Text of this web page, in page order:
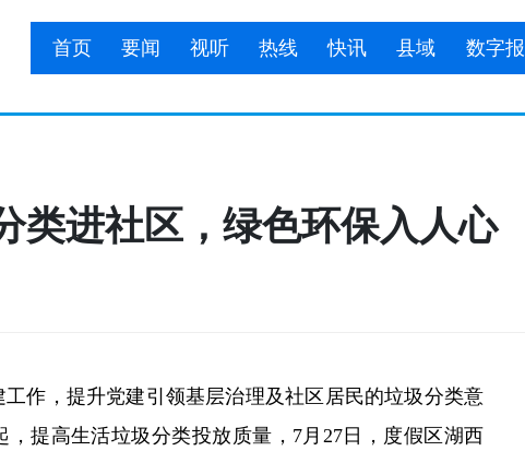
首页 要闻 视听 热线 快讯 县域 数字报
类进社区，绿色环保入人心
，提升党建引领基层治理及社区居民的垃圾分类意
提高生活垃圾分类投放质量，7月27日，度假区湖西